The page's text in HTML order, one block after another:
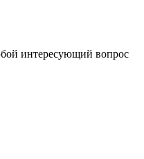
интересующий вопрос